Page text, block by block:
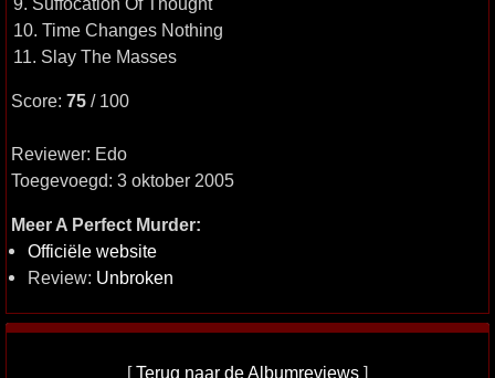
10. Time Changes Nothing
11. Slay The Masses
Score: 75 / 100
Reviewer: Edo
Toegevoegd: 3 oktober 2005
Meer A Perfect Murder:
Officiële website
Review: Unbroken
[Terug naar de Albumreviews ]